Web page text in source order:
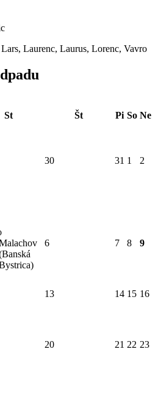
Lars, Laurenc, Laurus, Lorenc, Vavro
St Št Pi So Ne
30 31 1 2
6 7 8 9
13 14 15 16
20 21 22 23